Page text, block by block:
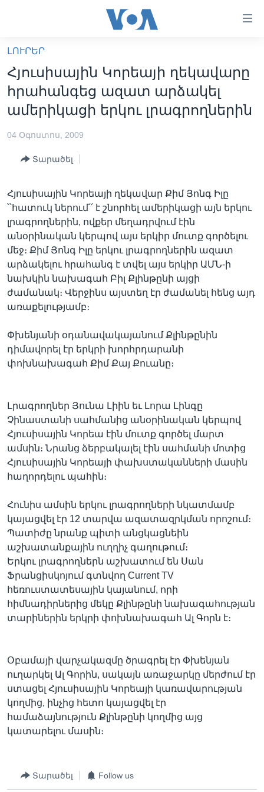
հիմնական
բովանդակությանը
անցնել
հիմնական
բովանդակությանը
բովանդակություն
ԼՈՒՐԵՐ
ՍՓՅՈՒՌՔ
IN ENGLISH
ՄԵՐ ՄԱՍԻՆ
«ԱՄԵՐԻԿԱՅԻ ՁԱՅՆ»-Ի ԿԱՆՈՆԱԴՐՈՒԹՅՈՒՆ
ԿԱՊ ՄԵԶ ՀԵՏ
ՈՒԿՐԱԻՆԱԿԱՆ ՊԱՏԵՐԱԶՄ
Learning English
ՀԵՏԵՒԵՔ ՄԵԶ
Լեզուներ
ԼՈՒՐԵՐ
Հյուսիսային Կորեայի ղեկավարը
հրահանգեց ազատ արձակել
ամերիկացի երկու լրագրողներին
04 Օգոստոս, 2009
Տարածել
Հյուսիսային Կորեայի ղեկավար Քիմ Յոնգ Իլը
՝՝հատուկ ներում՛՛ է շնորհել ամերիկացի այն երկու
լրագրողներին, ովքեր մեղադրվում էին
անօրինական կերպով այս երկիր մուտք գործելու
մեջ։ Քիմ Յոնգ Իլը երկու լրագրողներին ազատ
արձակելու հրահանգ է տվել այս երկիր ԱՄՆ-ի
նախկին նախագահ Բիլ Քլինթընի այցի
ժամանակ։ Վերջինս այստեղ էր ժամանել հենց այդ
առաքելությամբ։
Փխենյանի օդանավակայանում Քլինթընին
դիմավորել էր երկրի խորհրդարանի
փոխնախագահ Քիմ Քայ Քուանը։
Լրագրողներ Յունա Լիին եւ Լորա Լինգը
Չինաստանի սահմանից անօրինական կերպով
Հյուսիսային Կորեա էին մուտք գործել մարտ
ամսին։ Նրանց ձերբակալել էին սահմանի մոտից
Հյուսիսային Կորեայի փախստականների մասին
հաղորդելու պահին։
Հունիս ամսին երկու լրագրողների նկատմամբ
կայացվել էր 12 տարվա ազատազրկման որոշում։
Պատիժը նրանք պիտի անցկացնեին
աշխատանքային ուղղիչ գաղութում։
Երկու լրագրողներն աշխատում են Սան
Ֆրանցիսկոյում գտնվող Current TV
հեռուստատեսային կայանում, որի
հիմնադիրներից մեկը Քլինթընի նախագահության
տարիներին երկրի փոխնախագահ Ալ Գորն է։
Օբամայի վարչակազմը ծրագրել էր Փխենյան
ուղարկել Ալ Գորին, սակայն առաջարկը մերժում էր
ստացել Հյուսիսային Կորեայի կառավարության
կողմից, ինչից հետո կայացվել էր
համաձայնություն Քլինթընի կողմից այց
կատարելու մասին։
Տարածել Follow us